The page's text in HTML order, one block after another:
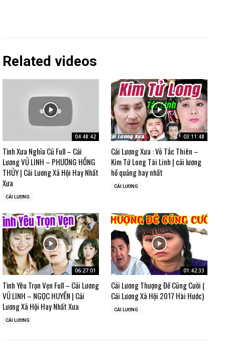
Related videos
04:48:42
Tình Xưa Nghĩa Cũ Full – Cải
Lương VŨ LINH – PHƯƠNG HỒNG
THỦY | Cải Lương Xã Hội Hay Nhất
Xưa
CẢI LƯƠNG
03:11:48
Cải Lương Xưa : Võ Tắc Thiên –
Kim Tử Long Tài Linh | cải lương
hồ quảng hay nhất
CẢI LƯƠNG
06:27:01
Tình Yêu Trọn Vẹn Full – Cải Lương
VŨ LINH – NGỌC HUYỀN | Cải
Lương Xã Hội Hay Nhất Xưa
CẢI LƯƠNG
01:42:33
Cải Lương Thượng Đế Cũng Cười (
Cải Lương Xã Hội 2017 Hài Hước)
CẢI LƯƠNG